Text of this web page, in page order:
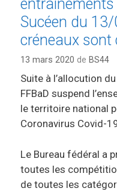
Sucéen du
créneaux sont
13 mars 2020 de BS44
Suite à l’allocution
FFBaD suspend
le territoire national
Coronavirus Covid-
Le Bureau fédéral a
toutes les
de toutes les